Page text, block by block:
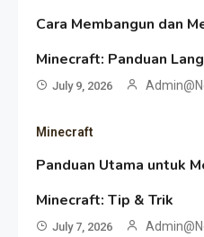
Cara Membangun dan
Minecraft: Panduan
July 9, 2026
Minecraft
Panduan Utama untuk
Minecraft: Tip & Trik
July 7, 2026